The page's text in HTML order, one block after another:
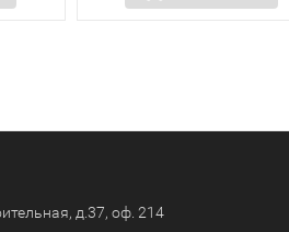
д.37, оф. 214